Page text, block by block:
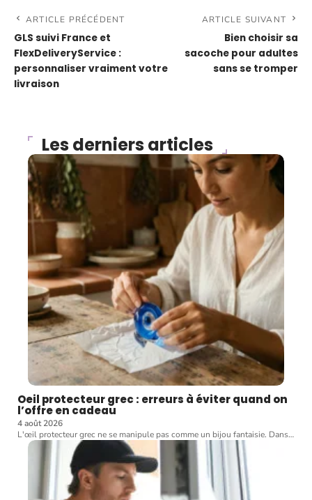
ARTICLE PRÉCÉDENT
GLS suivi France et
FlexDeliveryService :
personnaliser vraiment votre
livraison
ARTICLE SUIVANT
Bien choisir sa
sacoche pour adultes
sans se tromper
Les derniers articles
Oeil protecteur grec : erreurs à éviter quand on
l’offre en cadeau
4 août 2026
L'œil protecteur grec ne se manipule pas comme un bijou fantaisie. Dans…